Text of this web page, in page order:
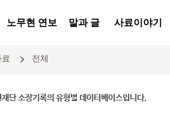
노무현 연보 말과 글 사료이야기
전체
단 소장기록의 유형별 데이터베이스입니다.